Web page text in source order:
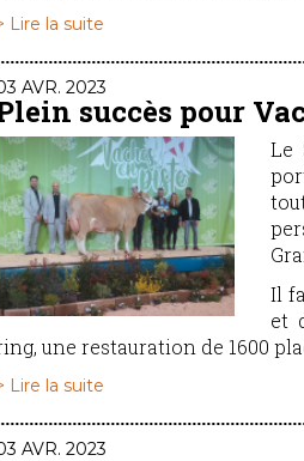
Lire la suite
AVR. 2023
succès pour
Le
Il
et
une restauration de 1600
Lire la suite
AVR. 2023